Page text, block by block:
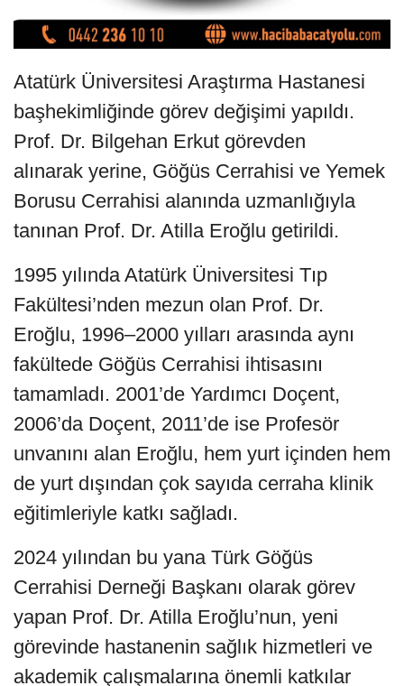
Atatürk Üniversitesi Araştırma Hastanesi
başhekimliğinde görev değişimi yapıldı.
Prof. Dr. Bilgehan Erkut görevden
alınarak yerine, Göğüs Cerrahisi ve Yemek
Borusu Cerrahisi alanında uzmanlığıyla
tanınan Prof. Dr. Atilla Eroğlu getirildi.
1995 yılında Atatürk Üniversitesi Tıp
Fakültesi’nden mezun olan Prof. Dr.
Eroğlu, 1996–2000 yılları arasında aynı
fakültede Göğüs Cerrahisi ihtisasını
tamamladı. 2001’de Yardımcı Doçent,
2006’da Doçent, 2011’de ise Profesör
unvanını alan Eroğlu, hem yurt içinden hem
de yurt dışından çok sayıda cerraha klinik
eğitimleriyle katkı sağladı.
2024 yılından bu yana Türk Göğüs
Cerrahisi Derneği Başkanı olarak görev
yapan Prof. Dr. Atilla Eroğlu’nun, yeni
görevinde hastanenin sağlık hizmetleri ve
akademik çalışmalarına önemli katkılar